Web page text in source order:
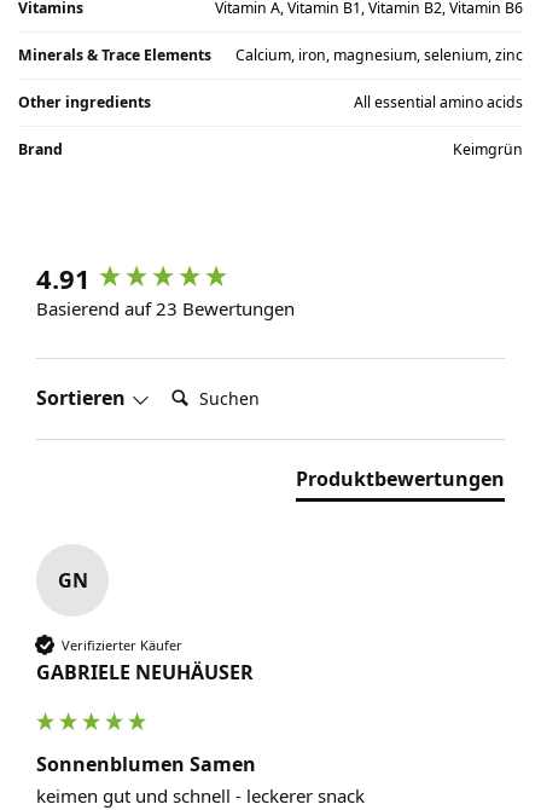
Vitamins Vitamin A, Vitamin B1, Vitamin B2, Vitamin B6
Minerals & Trace Elements Calcium, iron, magnesium, selenium, zinc
Other ingredients All essential amino acids
Brand Keimgrün
4.91
Basierend auf 23 Bewertungen
Sortieren Suchen:
Produktbewertungen
GN
Verifizierter Käufer
GABRIELE NEUHÄUSER
Sonnenblumen Samen
keimen gut und schnell - leckerer snack